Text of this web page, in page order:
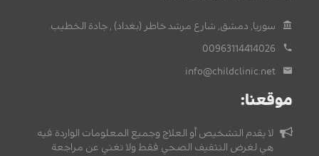
سوريا, دمشق, شارع مرشد خاطر (بغداد) , جادة الخطيب.
00963114414026
info@childclinic.net
موقعنا:
لا يقدم التشخيص أو العلاج وجميع المعلومات الواردة فيه
هي لغرض التثقيف الصحي فقط ولا تغني عن مراجعة